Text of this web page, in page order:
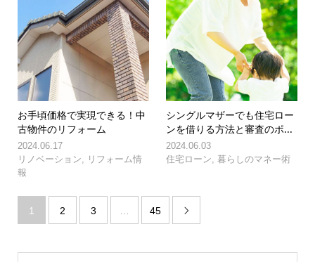
お手頃価格で実現できる！中
古物件のリフォーム
2024.06.17
リノベーション, リフォーム情
報
シングルマザーでも住宅ロー
ンを借りる方法と審査のポ...
2024.06.03
住宅ローン,暮らしのマネー術
1 2 3 … 45 